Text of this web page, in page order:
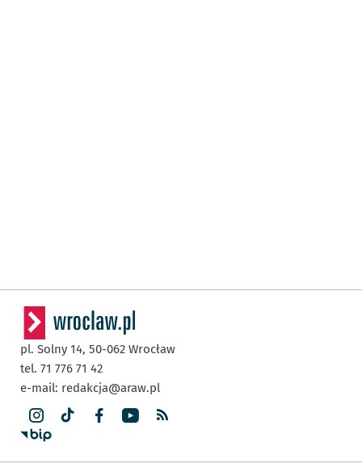
pl. Solny 14, 50-062 Wrocław
tel. 71 776 71 42
e-mail: redakcja@araw.pl